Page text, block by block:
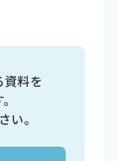
料を
い。